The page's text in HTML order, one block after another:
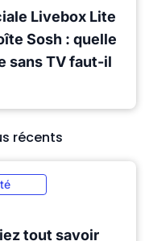
Livebox Lite
Sosh : quelle
sans TV faut-il
récents
tout savoir